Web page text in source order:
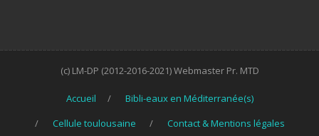
(c) LM-DP (2012-2016-2021) Webmaster Pr. MTD
Accueil
Bibli-eaux en Méditerranée(s)
Cellule toulousaine
Contact & Mentions légales